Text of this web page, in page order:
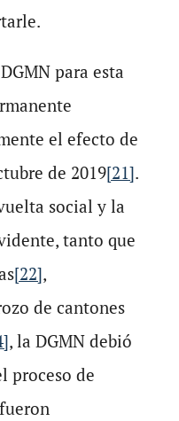
para esta
el efecto de
de 2019[21].
social y la
tanto que
[22],
de cantones
, la DGMN debió
proceso de